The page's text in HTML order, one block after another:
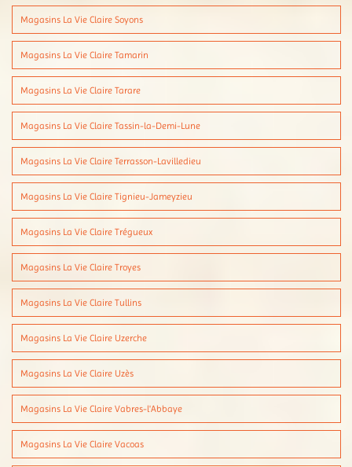
Magasins La Vie Claire Soyons
Magasins La Vie Claire Tamarin
Magasins La Vie Claire Tarare
Magasins La Vie Claire Tassin-la-Demi-Lune
Magasins La Vie Claire Terrasson-Lavilledieu
Magasins La Vie Claire Tignieu-Jameyzieu
Magasins La Vie Claire Trégueux
Magasins La Vie Claire Troyes
Magasins La Vie Claire Tullins
Magasins La Vie Claire Uzerche
Magasins La Vie Claire Uzès
Magasins La Vie Claire Vabres-l'Abbaye
Magasins La Vie Claire Vacoas